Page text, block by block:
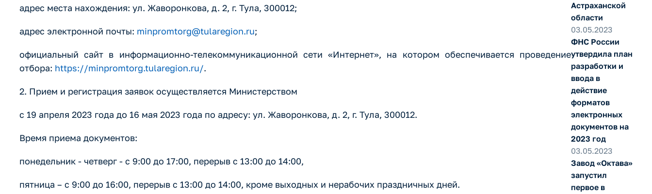
адрес места нахождения: ул. Жаворонкова, д. 2, г. Тула, 300012;
адрес электронной почты: minpromtorg@tularegion.ru;
официальный сайт в информационно-телекоммуникационной сети «Интернет», на котором обеспечивается проведение
отбора: https://minpromtorg.tularegion.ru/.
2. Прием и регистрация заявок осуществляется Министерством
с 19 апреля 2023 года до 16 мая 2023 года по адресу: ул. Жаворонкова, д. 2, г. Тула, 300012.
Время приема документов:
понедельник - четверг - с 9:00 до 17:00, перерыв с 13:00 до 14:00,
пятница – с 9:00 до 16:00, перерыв с 13:00 до 14:00, кроме выходных и нерабочих праздничных дней.
Астраханской
области
03.05.2023
ФНС России
утвердила план
разработки и
ввода в
действие
форматов
электронных
документов на
2023 год
03.05.2023
Завод «Октава»
запустил
первое в